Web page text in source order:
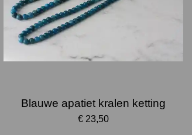
Blauwe apatiet kralen ketting
€ 23,50